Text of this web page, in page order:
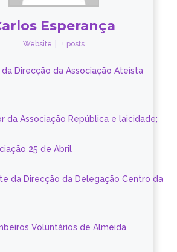
Esperança
Website + posts
Direcção da Associação Ateísta
da Associação República e laicidade;
25 de Abril
da Direcção da Delegação Centro da
Voluntários de Almeida